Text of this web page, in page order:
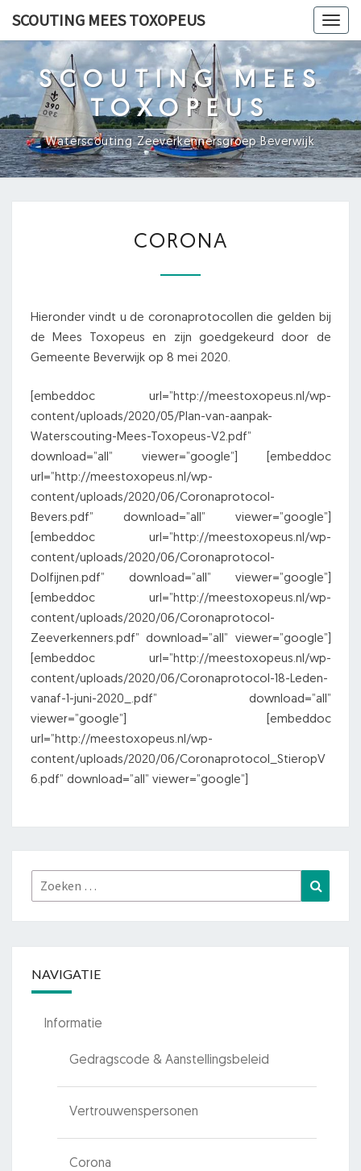
naar
content
SCOUTING MEES TOXOPEUS
SCOUTING MEES
TOXOPEUS
Waterscouting Zeeverkennersgroep Beverwijk
CORONA
Hieronder vindt u de coronaprotocollen die gelden bij
de Mees Toxopeus en zijn goedgekeurd door de
Gemeente Beverwijk op 8 mei 2020.
[embeddoc url=”http://meestoxopeus.nl/wp-
content/uploads/2020/05/Plan-van-aanpak-
Waterscouting-Mees-Toxopeus-V2.pdf”
download=”all” viewer=”google”] [embeddoc
url=”http://meestoxopeus.nl/wp-
content/uploads/2020/06/Coronaprotocol-
Bevers.pdf” download=”all” viewer=”google”]
[embeddoc url=”http://meestoxopeus.nl/wp-
content/uploads/2020/06/Coronaprotocol-
Dolfijnen.pdf” download=”all” viewer=”google”]
[embeddoc url=”http://meestoxopeus.nl/wp-
content/uploads/2020/06/Coronaprotocol-
Zeeverkenners.pdf” download=”all” viewer=”google”]
[embeddoc url=”http://meestoxopeus.nl/wp-
content/uploads/2020/06/Coronaprotocol-18-Leden-
vanaf-1-juni-2020_.pdf” download=”all”
viewer=”google”] [embeddoc
url=”http://meestoxopeus.nl/wp-
content/uploads/2020/06/Coronaprotocol_StieropV
6.pdf” download=”all” viewer=”google”]
Zoeken
naar:
NAVIGATIE
Informatie
Gedragscode & Aanstellingsbeleid
Vertrouwenspersonen
Corona